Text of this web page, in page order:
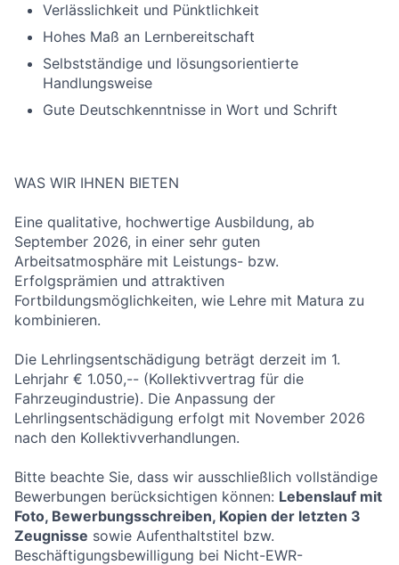
Verlässlichkeit und Pünktlichkeit
Hohes Maß an Lernbereitschaft
Selbstständige und lösungsorientierte
Handlungsweise
Gute Deutschkenntnisse in Wort und Schrift
WAS WIR IHNEN BIETEN
Eine qualitative, hochwertige Ausbildung, ab
September 2026, in einer sehr guten
Arbeitsatmosphäre mit Leistungs- bzw.
Erfolgsprämien und attraktiven
Fortbildungsmöglichkeiten, wie Lehre mit Matura zu
kombinieren.
Die Lehrlingsentschädigung beträgt derzeit im 1.
Lehrjahr € 1.050,-- (Kollektivvertrag für die
Fahrzeugindustrie). Die Anpassung der
Lehrlingsentschädigung erfolgt mit November 2026
nach den Kollektivverhandlungen.
Bitte beachte Sie, dass wir ausschließlich vollständige
Bewerbungen berücksichtigen können: Lebenslauf mit
Foto, Bewerbungsschreiben, Kopien der letzten 3
Zeugnisse sowie Aufenthaltstitel bzw.
Beschäftigungsbewilligung bei Nicht-EWR-